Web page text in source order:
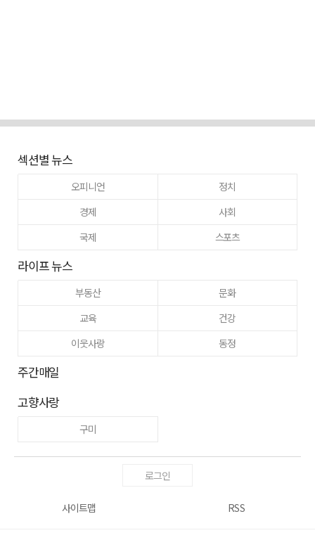
섹션별 뉴스
오피니언
정치
경제
사회
국제
스포츠
라이프 뉴스
부동산
문화
교육
건강
이웃사랑
동정
주간매일
고향사랑
구미
로그인
사이트맵 RSS